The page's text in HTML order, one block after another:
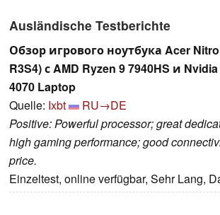
Ausländische Testberichte
Обзор игрового ноутбука Acer Nitro
R3S4) с AMD Ryzen 9 7940HS и
4070 Laptop
Quelle: Ixbt
RU→DE
Positive: Powerful processor; great
high gaming performance; good
price.
Einzeltest, online verfügbar, Sehr Lang,